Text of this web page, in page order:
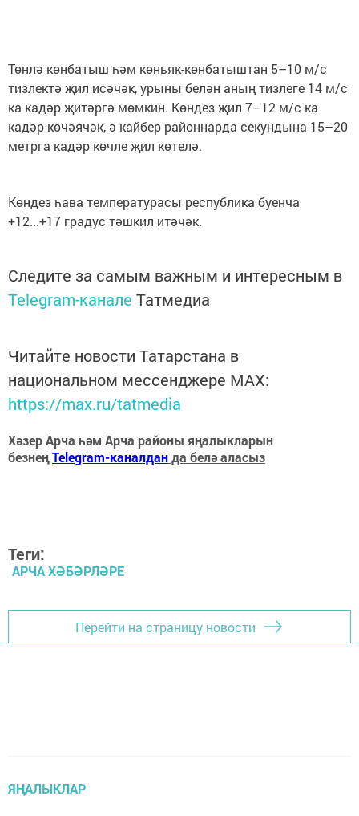
Төнлә көнбатыш һәм көньяк-көнбатыштан 5–10 м/с
тизлектә җил исәчәк, урыны белән аның тизлеге 14 м/с
ка кадәр җитәргә мөмкин. Көндез җил 7–12 м/с ка
кадәр көчәячәк, ә кайбер районнарда секундына 15–20
метрга кадәр көчле җил көтелә.
Көндез һава температурасы республика буенча
+12...+17 градус тәшкил итәчәк.
Следите за самым важным и интересным в
Telegram-канале Татмедиа
Читайте новости Татарстана в
национальном мессенджере MАХ:
https://max.ru/tatmedia
Хәзер Арча һәм Арча районы яңалыкларын
безнеңTelegram-каналданда белә аласыз
Теги:
АРЧА ХӘБӘРЛӘРЕ
Перейти на страницу новости
ЯҢАЛЫКЛАР